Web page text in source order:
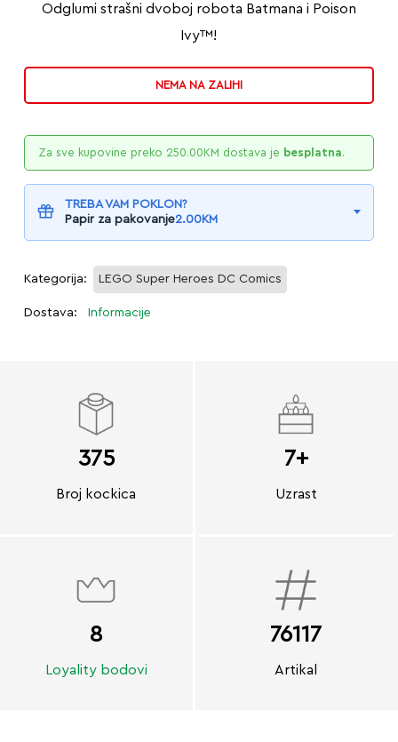
Odglumi strašni dvoboj robota Batmana i Poison
Ivy™!
NEMA NA ZALIHI
Za sve kupovine preko 250.00KM dostava je besplatna.
TREBA VAM POKLON?
Papir za pakovanje2.00KM
Kategorija: LEGO Super Heroes DC Comics
Dostava: Informacije
375
Broj kockica
7+
Uzrast
8
Loyality bodovi
76117
Artikal